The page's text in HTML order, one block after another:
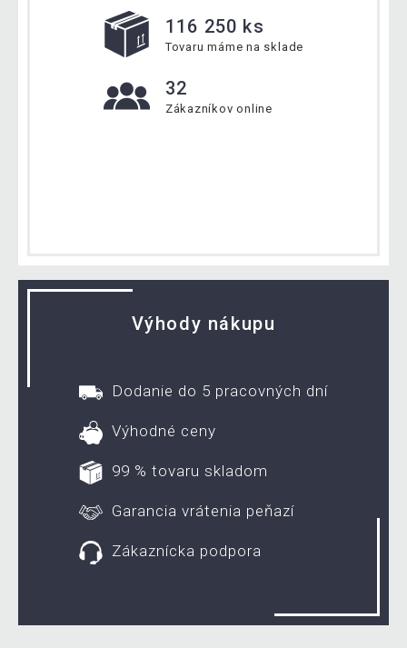
116 250 ks
Tovaru máme na sklade
32
Zákazníkov online
Výhody nákupu
Dodanie do 5 pracovných dní
Výhodné ceny
99 % tovaru skladom
Garancia vrátenia peňazí
Zákaznícka podpora